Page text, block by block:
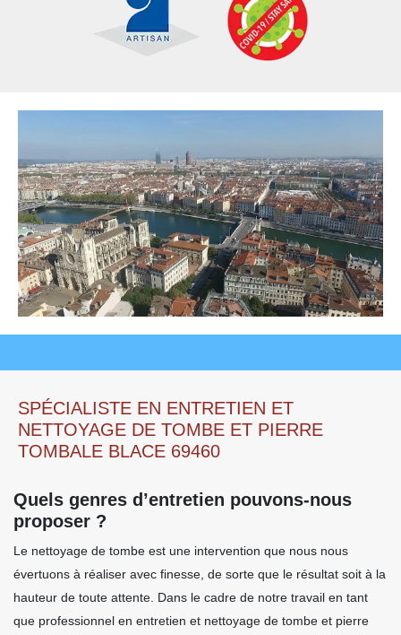
SPÉCIALISTE EN ENTRETIEN ET
NETTOYAGE DE TOMBE ET PIERRE
TOMBALE BLACE 69460
Quels genres d’entretien pouvons-nous
proposer ?
Le nettoyage de tombe est une intervention que nous nous
évertuons à réaliser avec finesse, de sorte que le résultat soit à la
hauteur de toute attente. Dans le cadre de notre travail en tant
que professionnel en entretien et nettoyage de tombe et pierre